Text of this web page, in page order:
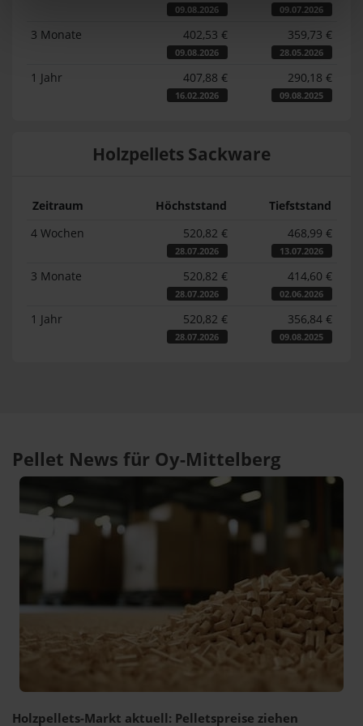
09.08.2026 09.07.2026
3 Monate 402,53 €
09.08.2026
359,73 €
28.05.2026
1 Jahr 407,88 €
16.02.2026
290,18 €
09.08.2025
Holzpellets Sackware
Zeitraum Höchststand
Tiefststand
4 Wochen
520,82 €
28.07.2026
468,99 €
13.07.2026
3 Monate 520,82 €
28.07.2026
414,60 €
02.06.2026
1 Jahr 520,82 €
28.07.2026
356,84 €
09.08.2025
Pellet News für Oy-Mittelberg
Holzpellets-Markt aktuell: Pelletspreise ziehen